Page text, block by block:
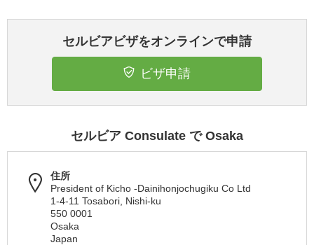
セルビアビザをオンラインで申請
ビザ申請
セルビア Consulate で Osaka
住所
President of Kicho -Dainihonjochugiku Co Ltd
1-4-11 Tosabori, Nishi-ku
550 0001
Osaka
Japan